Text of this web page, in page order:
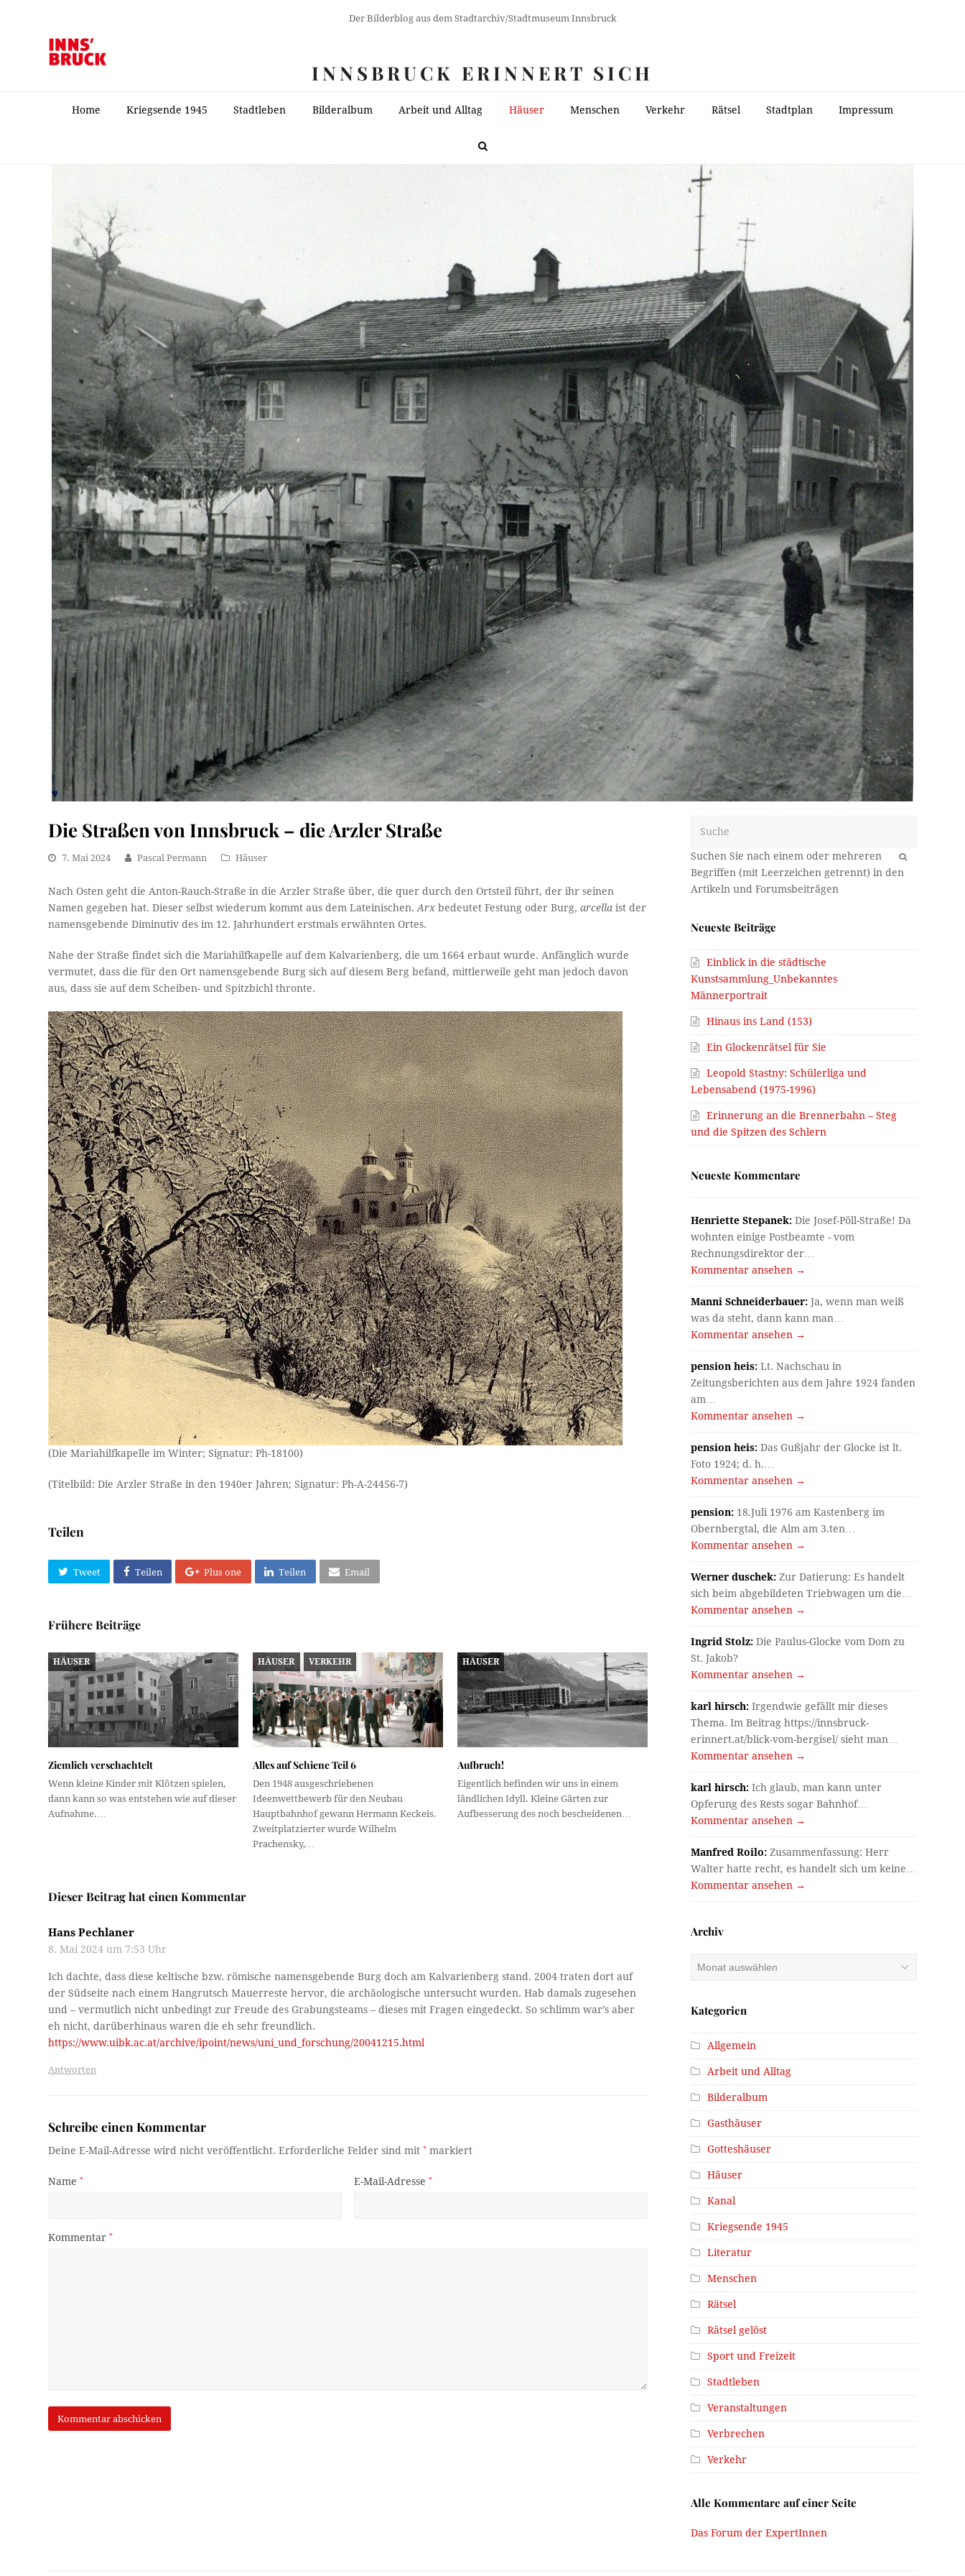
Der Bilderblog aus dem Stadtarchiv/Stadtmuseum Innsbruck
INNSBRUCK ERINNERT SICH
Home Kriegsende 1945 Stadtleben Bilderalbum Arbeit und Alltag Häuser Menschen Verkehr Rätsel Stadtplan Impressum
Die Straßen von Innsbruck – die Arzler Straße
7. Mai 2024 Pascal Permann Häuser
Nach Osten geht die Anton-Rauch-Straße in die Arzler Straße über, die quer durch den Ortsteil führt, der ihr seinen
Namen gegeben hat. Dieser selbst wiederum kommt aus dem Lateinischen.Arxbedeutet Festung oder Burg,arcellaist der
namensgebende Diminutiv des im 12. Jahrhundert erstmals erwähnten Ortes.
Nahe der Straße findet sich die Mariahilfkapelle auf dem Kalvarienberg, die um 1664 erbaut wurde. Anfänglich wurde
vermutet, dass die für den Ort namensgebende Burg sich auf diesem Berg befand, mittlerweile geht man jedoch davon
aus, dass sie auf dem Scheiben- und Spitzbichl thronte.
(Die Mariahilfkapelle im Winter; Signatur: Ph-18100)
(Titelbild: Die Arzler Straße in den 1940er Jahren; Signatur: Ph-A-24456-7)
Teilen
Tweet Teilen Plus one Teilen Email
Frühere Beiträge
HÄUSER
Ziemlich verschachtelt
Wenn kleine Kinder mit Klötzen spielen,
dann kann so was entstehen wie auf dieser
Aufnahme.…
HÄUSER VERKEHR
Alles auf Schiene Teil 6
Den 1948 ausgeschriebenen
Ideenwettbewerb für den Neubau
Hauptbahnhof gewann Hermann Keckeis.
Zweitplatzierter wurde Wilhelm
Prachensky,…
HÄUSER
Aufbruch!
Eigentlich befinden wir uns in einem
ländlichen Idyll. Kleine Gärten zur
Aufbesserung des noch bescheidenen…
Dieser Beitrag hat einen Kommentar
Hans Pechlaner
8. Mai 2024 um 7:53 Uhr
Ich dachte, dass diese keltische bzw. römische namensgebende Burg doch am Kalvarienberg stand. 2004 traten dort auf
der Südseite nach einem Hangrutsch Mauerreste hervor, die archäologische untersucht wurden. Hab damals zugesehen
und – vermutlich nicht unbedingt zur Freude des Grabungsteams – dieses mit Fragen eingedeckt. So schlimm war’s aber
eh nicht, darüberhinaus waren die eh sehr freundlich.
https://www.uibk.ac.at/archive/ipoint/news/uni_und_forschung/20041215.html
Antworten
Schreibe einen Kommentar
Deine E-Mail-Adresse wird nicht veröffentlicht. Erforderliche Felder sind mit* markiert
Name* E-Mail-Adresse *
Kommentar*
OK
Neueste Beiträge
Einblick in die städtische
Kunstsammlung_Unbekanntes
Männerportrait
Hinaus ins Land (153)
Ein Glockenrätsel für Sie
Leopold Stastny: Schülerliga und
Lebensabend (1975-1996)
Erinnerung an die Brennerbahn – Steg
und die Spitzen des Schlern
Neueste Kommentare
Henriette Stepanek: Die Josef-Pöll-Straße! Da
wohnten einige Postbeamte - vom
Rechnungsdirektor der…
Kommentar ansehen →
Manni Schneiderbauer: Ja, wenn man weiß
was da steht, dann kann man…
Kommentar ansehen →
pension heis: Lt. Nachschau in
Zeitungsberichten aus dem Jahre 1924 fanden
am…
Kommentar ansehen →
pension heis: Das Gußjahr der Glocke ist lt.
Foto 1924; d. h.…
Kommentar ansehen →
pension: 18.Juli 1976 am Kastenberg im
Obernbergtal, die Alm am 3.ten…
Kommentar ansehen →
Werner duschek: Zur Datierung: Es handelt
sich beim abgebildeten Triebwagen um die…
Kommentar ansehen →
Ingrid Stolz: Die Paulus-Glocke vom Dom zu
St. Jakob?
Kommentar ansehen →
karl hirsch: Irgendwie gefällt mir dieses
Thema. Im Beitrag https://innsbruck-
erinnert.at/blick-vom-bergisel/ sieht man…
Kommentar ansehen →
karl hirsch: Ich glaub, man kann unter
Opferung des Rests sogar Bahnhof…
Kommentar ansehen →
Manfred Roilo: Zusammenfassung: Herr
Walter hatte recht, es handelt sich um keine…
Kommentar ansehen →
Archiv
Kategorien
Allgemein
Arbeit und Alltag
Bilderalbum
Gasthäuser
Gotteshäuser
Häuser
Kanal
Kriegsende 1945
Literatur
Menschen
Rätsel
Rätsel gelöst
Sport und Freizeit
Stadtleben
Veranstaltungen
Verbrechen
Verkehr
Alle Kommentare auf einer Seite
Das Forum der ExpertInnen